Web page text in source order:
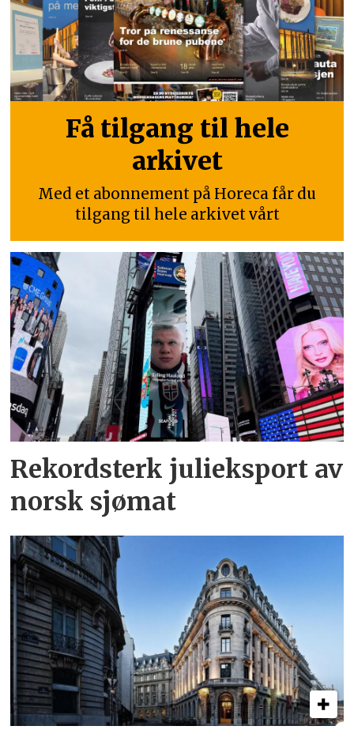
Få tilgang til hele
arkivet
Med et abonnement på Horeca får du
tilgang til hele arkivet vårt
Rekordsterk julieksport av
norsk sjømat